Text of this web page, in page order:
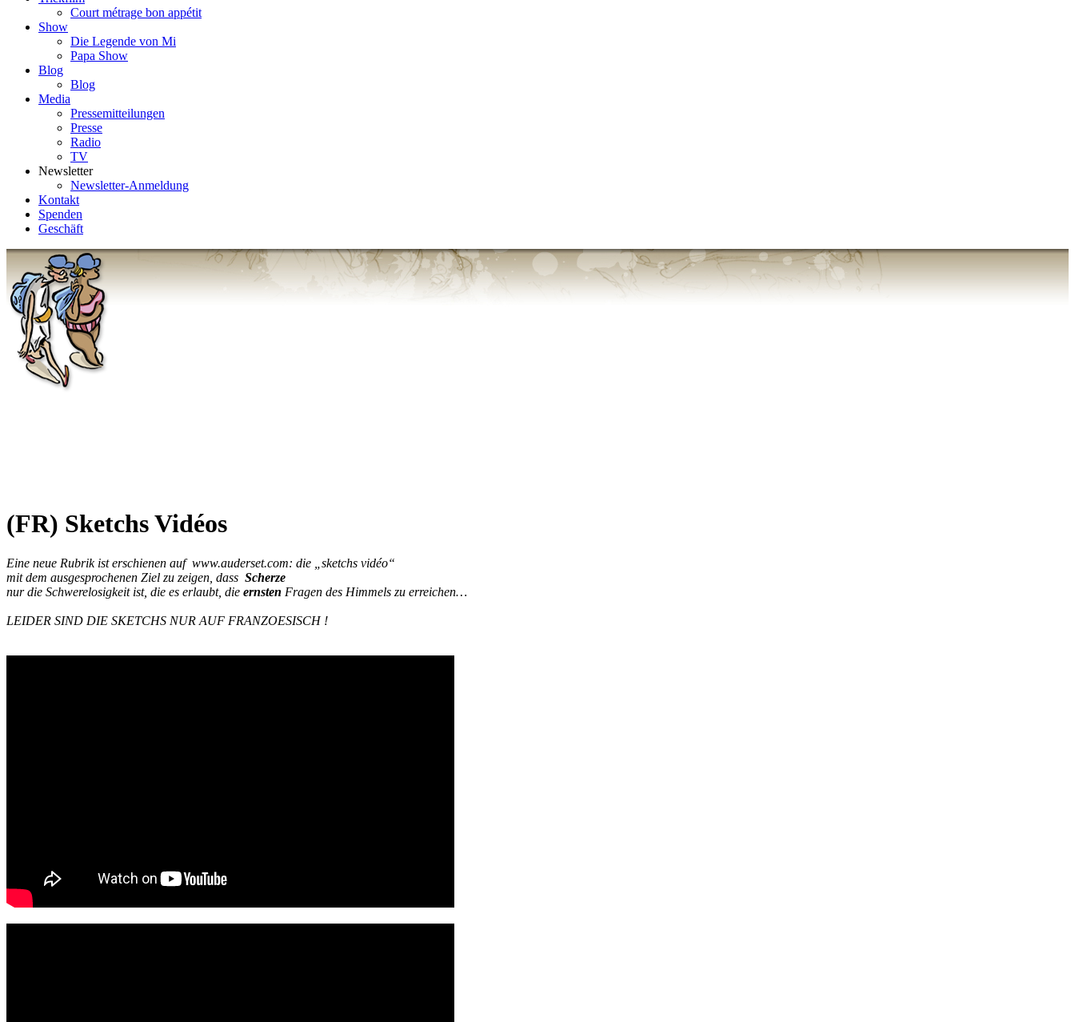
Court métrage bon appétit
Show
Die Legende von Mi
Papa Show
Blog
Blog
Media
Pressemitteilungen
Presse
Radio
TV
Newsletter
Newsletter-Anmeldung
Kontakt
Spenden
Geschäft
(FR) Sketchs Vidéos
Eine neue Rubrik ist erschienen auf www.auderset.com: die „sketchs vidéo“
mit dem ausgesprochenen Ziel zu zeigen, dass Scherze
nur die Schwerelosigkeit ist, die es erlaubt, die ernsten Fragen des Himmels zu erreichen…
LEIDER SIND DIE SKETCHS NUR AUF FRANZOESISCH !